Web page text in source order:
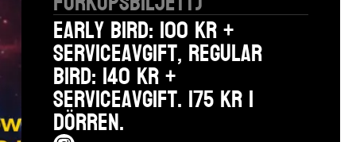
Early Bird: 100 kr +
serviceavgift, Regular
Bird: 140 kr +
serviceavgift. 175 kr i
dörren.